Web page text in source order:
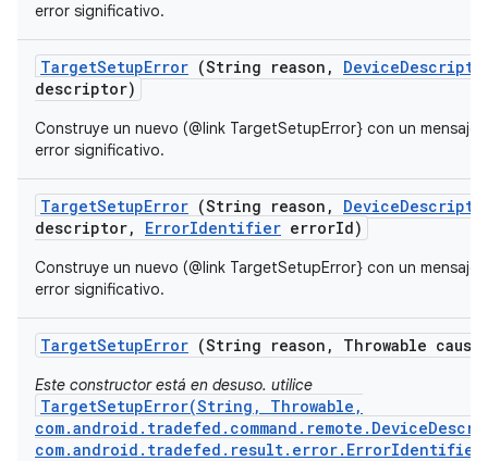
error significativo.
TargetSetupError (String reason , Device
descriptor)
Construye un nuevo (@link TargetSetupError} con un mensaje
error significativo.
TargetSetupError (String reason , Device
descriptor, ErrorIdentifier errorId)
Construye un nuevo (@link TargetSetupError} con un mensaje
error significativo.
TargetSetupError (String reason , Throwable
Este constructor está en desuso. utilice
TargetSetupError(String, Throwable,